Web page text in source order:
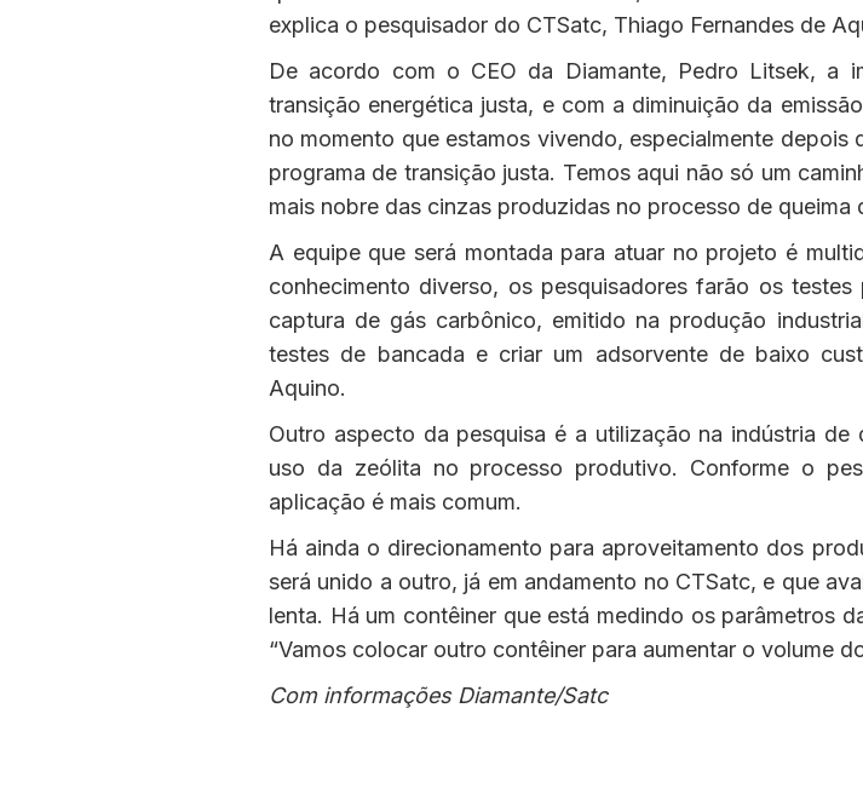
explica o pesquisador do CTSatc, Thiago Fernandes de
De acordo com o CEO da Diamante, Pedro Litsek, a
transição energética justa, e com a diminuição da
no momento que estamos vivendo, especialmente
programa de transição justa. Temos aqui não só um
mais nobre das cinzas produzidas no processo de queima
A equipe que será montada para atuar no projeto é
conhecimento diverso, os pesquisadores farão os
captura de gás carbônico, emitido na produção
testes de bancada e criar um adsorvente de baixo
Aquino.
Outro aspecto da pesquisa é a utilização na indústria
uso da zeólita no processo produtivo. Conforme o
aplicação é mais comum.
Há ainda o direcionamento para aproveitamento dos
será unido a outro, já em andamento no CTSatc, e que
lenta. Há um contêiner que está medindo os parâmetros
“Vamos colocar outro contêiner para aumentar o volume
Com informações Diamante/Satc